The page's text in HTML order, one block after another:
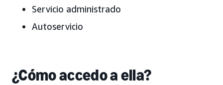
Servicio administrado
Autoservicio
¿Cómo accedo a ella?